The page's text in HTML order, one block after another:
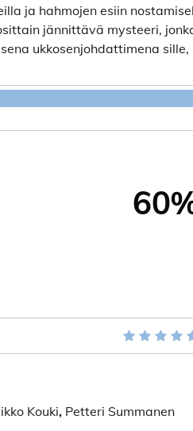
ja hahmojen esiin
jännittävä mysteeri,
ukkosenjohdattimena sille,
Kouki, Petteri Summanen